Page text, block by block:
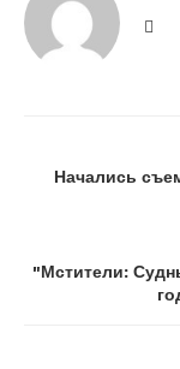
Начались
"Мстители: